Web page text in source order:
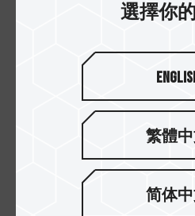
Full-HD 攝錄影的
十銓科技推出高相容
有 UHS 速度等級 1 (U1)，
選擇你
繁體
简体